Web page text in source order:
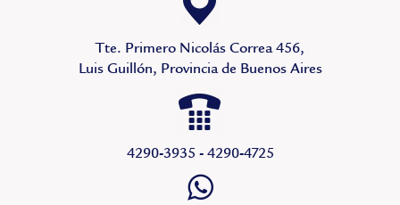
Tte. Primero Nicolás Correa 456,
Luis Guillón, Provincia de Buenos Aires
4290-3935 - 4290-4725